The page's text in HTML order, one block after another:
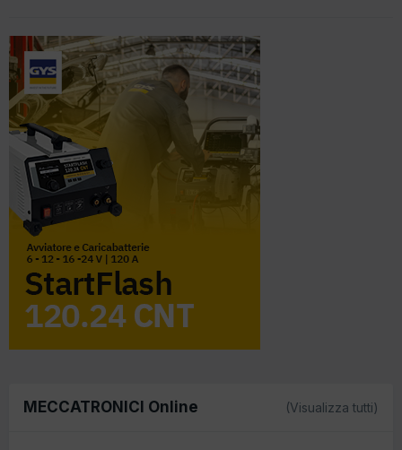
MECCATRONICI Online (Visualizza tutti)